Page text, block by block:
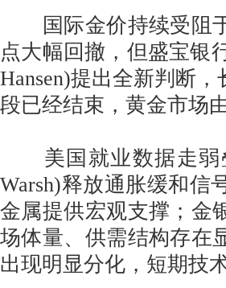
国际金价持续受阻于
点大幅回撤，但盛宝银
Hansen)提出全新判断
段已经结束，黄金市场
美国就业数据走弱
Warsh)释放通胀缓和信
金属提供宏观支撑；金
场体量、供需结构存在
出现明显分化，短期技